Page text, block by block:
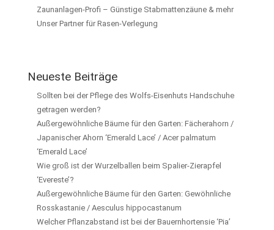
Zaunanlagen-Profi – Günstige Stabmattenzäune & mehr
Unser Partner für Rasen-Verlegung
Neueste Beiträge
Sollten bei der Pflege des Wolfs-Eisenhuts Handschuhe
getragen werden?
Außergewöhnliche Bäume für den Garten: Fächerahorn /
Japanischer Ahorn ‘Emerald Lace’ / Acer palmatum
‘Emerald Lace’
Wie groß ist der Wurzelballen beim Spalier-Zierapfel
‘Evereste’?
Außergewöhnliche Bäume für den Garten: Gewöhnliche
Rosskastanie / Aesculus hippocastanum
Welcher Pflanzabstand ist bei der Bauernhortensie ‘Pia’